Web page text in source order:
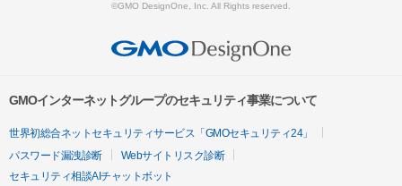
©GMO DesignOne, Inc. All Rights reserved.
GMOインターネットグループのセキュリティ事業について
世界初総合ネットセキュリティサービス「GMOセキュリティ24」
パスワード漏洩診断
Webサイトリスク診断
セキュリティ相談AIチャットボット